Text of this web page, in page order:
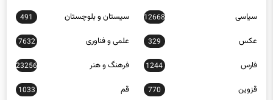
سیاسی 12668 سیستان و بلوچستان 491
عکس 329 علمی و فناوری 7632
فارس 1244 فرهنگ و هنر 23256
قزوین 770 قم 1033